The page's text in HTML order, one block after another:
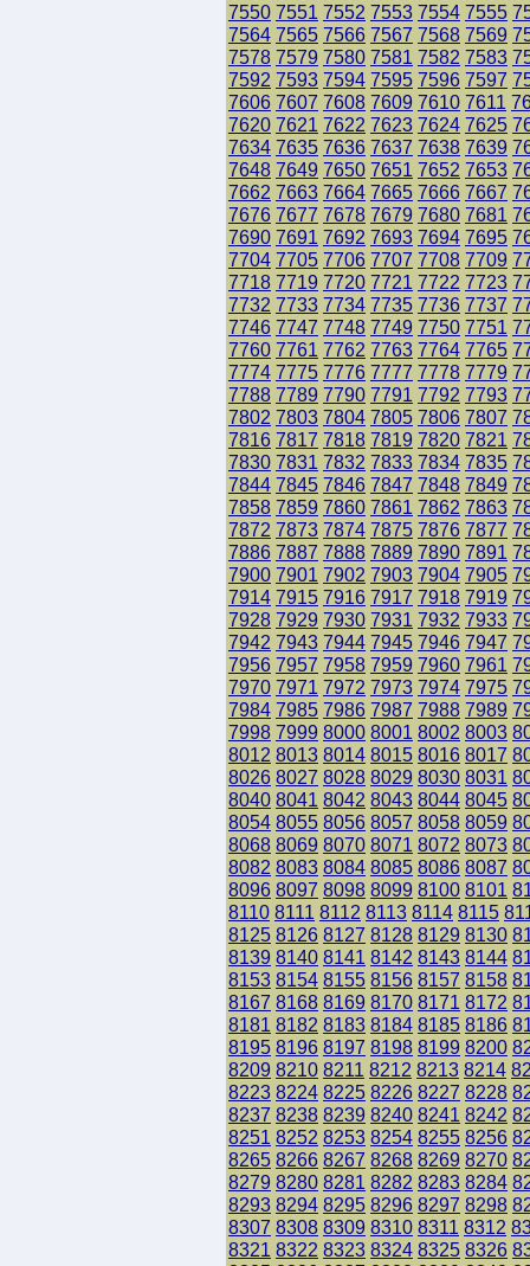
7550 7551 7552 7553 7554 7555
7564 7565 7566 7567 7568 7569
7578 7579 7580 7581 7582 7583
7592 7593 7594 7595 7596 7597
7606 7607 7608 7609 7610 7611
7620 7621 7622 7623 7624 7625
7634 7635 7636 7637 7638 7639
7648 7649 7650 7651 7652 7653
7662 7663 7664 7665 7666 7667
7676 7677 7678 7679 7680 7681
7690 7691 7692 7693 7694 7695
7704 7705 7706 7707 7708 7709
7718 7719 7720 7721 7722 7723
7732 7733 7734 7735 7736 7737
7746 7747 7748 7749 7750 7751
7760 7761 7762 7763 7764 7765
7774 7775 7776 7777 7778 7779
7788 7789 7790 7791 7792 7793
7802 7803 7804 7805 7806 7807
7816 7817 7818 7819 7820 7821
7830 7831 7832 7833 7834 7835
7844 7845 7846 7847 7848 7849
7858 7859 7860 7861 7862 7863
7872 7873 7874 7875 7876 7877
7886 7887 7888 7889 7890 7891
7900 7901 7902 7903 7904 7905
7914 7915 7916 7917 7918 7919
7928 7929 7930 7931 7932 7933
7942 7943 7944 7945 7946 7947
7956 7957 7958 7959 7960 7961
7970 7971 7972 7973 7974 7975
7984 7985 7986 7987 7988 7989
7998 7999 8000 8001 8002 8003
8012 8013 8014 8015 8016 8017
8026 8027 8028 8029 8030 8031
8040 8041 8042 8043 8044 8045
8054 8055 8056 8057 8058 8059
8068 8069 8070 8071 8072 8073
8082 8083 8084 8085 8086 8087
8096 8097 8098 8099 8100 8101
8110 8111 8112 8113 8114 8115
8125 8126 8127 8128 8129 8130
8139 8140 8141 8142 8143 8144
8153 8154 8155 8156 8157 8158
8167 8168 8169 8170 8171 8172
8181 8182 8183 8184 8185 8186
8195 8196 8197 8198 8199 8200
8209 8210 8211 8212 8213 8214
8223 8224 8225 8226 8227 8228
8237 8238 8239 8240 8241 8242
8251 8252 8253 8254 8255 8256
8265 8266 8267 8268 8269 8270
8279 8280 8281 8282 8283 8284
8293 8294 8295 8296 8297 8298
8307 8308 8309 8310 8311 8312
8321 8322 8323 8324 8325 8326